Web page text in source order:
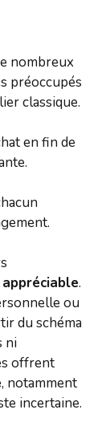
nombreux
préoccupés
classique.
en fin de
.
ou
du schéma
ni
offrent
, notamment
incertaine.